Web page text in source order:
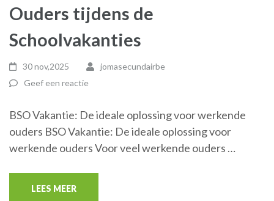
Ouders tijdens de
Schoolvakanties
30 nov,2025
jomasecundairbe
Geef een reactie
BSO Vakantie: De ideale oplossing voor werkende
ouders BSO Vakantie: De ideale oplossing voor
werkende ouders Voor veel werkende ouders …
LEES MEER